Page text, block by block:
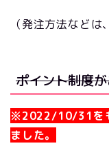
（発注方法などは
ポイント制度
※2022/10/31をも
ました。